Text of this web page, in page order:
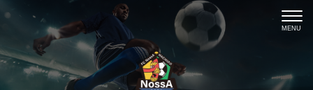
MENU